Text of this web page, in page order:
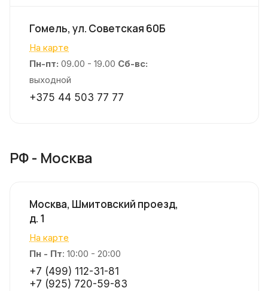
Гомель, ул. Советская 60Б
На карте
Пн-пт: 09.00 - 19.00 Сб-вс:
выходной
+375 44 503 77 77
РФ - Москва
Москва, Шмитовский проезд,
д. 1
На карте
Пн - Пт: 10:00 - 20:00
+7 (499) 112-31-81
+7 (925) 720-59-83